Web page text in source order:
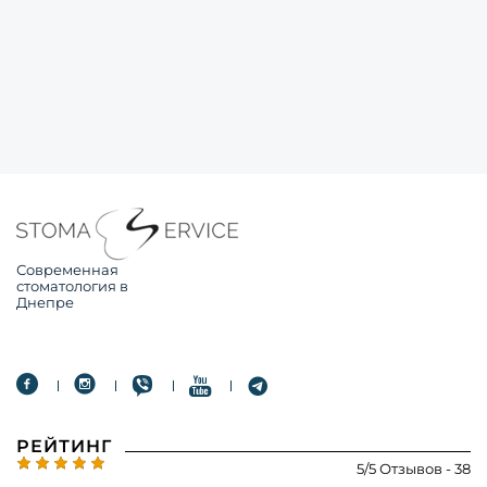
Современная
стоматология в
Днепре
РЕЙТИНГ
5/5 Отзывов - 38